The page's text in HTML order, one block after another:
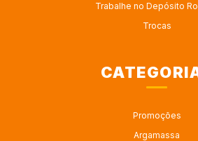
Trabalhe no Depósito
Trocas
Promoções
Argamassa